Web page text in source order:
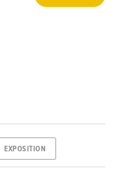
EXPOSITION